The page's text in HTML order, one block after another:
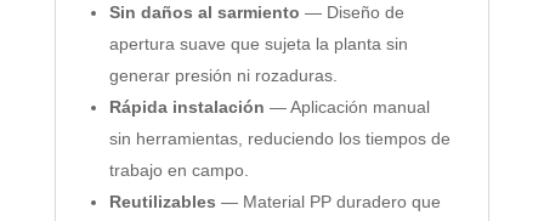
Sin daños al sarmiento — Diseño de
apertura suave que sujeta la planta sin
generar presión ni rozaduras.
Rápida instalación — Aplicación manual
sin herramientas, reduciendo los tiempos de
trabajo en campo.
Reutilizables — Material PP duradero que